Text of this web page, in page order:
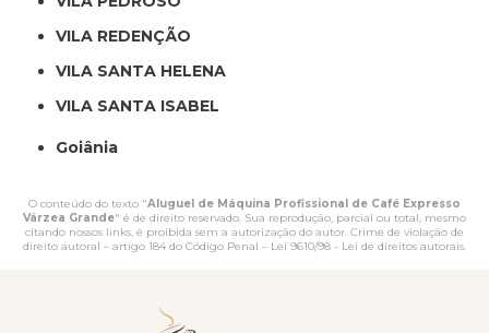
VILA REDENÇÃO
VILA SANTA HELENA
VILA SANTA ISABEL
Goiânia
O conteúdo do texto "Aluguel de Máquina Profissional de Café Expresso
Várzea Grande" é de direito reservado. Sua reprodução, parcial ou total, mesmo
citando nossos links, é proibida sem a autorização do autor. Crime de violação de
direito autoral – artigo 184 do Código Penal – Lei 9610/98 - Lei de direitos autorais.